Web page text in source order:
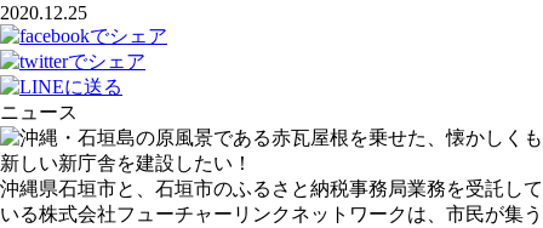
2020.12.25
ニュース
沖縄県石垣市と、石垣市のふるさと納税事務局業務を受託して
いる株式会社フューチャーリンクネットワークは、市民が集う